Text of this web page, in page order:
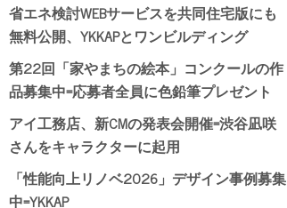
省エネ検討WEBサービスを共同住宅版にも
無料公開、YKKAPとワンビルディング
第22回「家やまちの絵本」コンクールの作
品募集中=応募者全員に色鉛筆プレゼント
アイ工務店、新CMの発表会開催=渋谷凪咲
さんをキャラクターに起用
「性能向上リノベ2026」デザイン事例募集
中=YKKAP